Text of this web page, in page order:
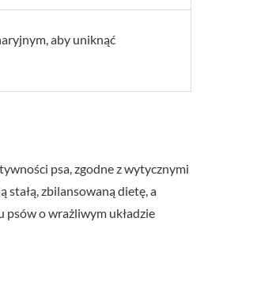
aby uniknąć
psa, zgodne z wytycznymi
stałą, zbilansowaną dietę, a
psów o wrażliwym układzie